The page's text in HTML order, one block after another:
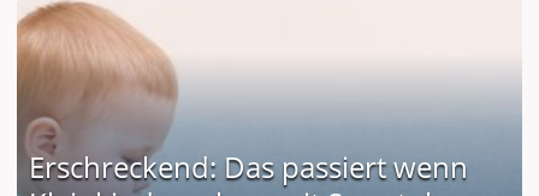
Erschreckend: Das passiert wenn